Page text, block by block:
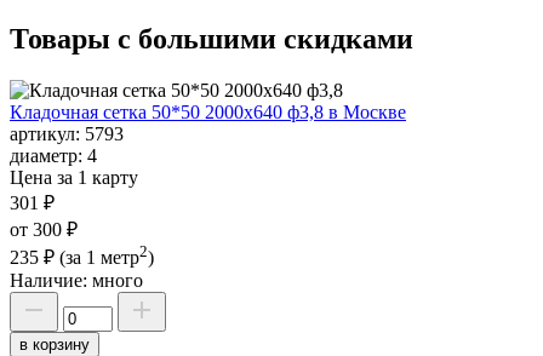
Товары с большими скидками
Кладочная сетка 50*50 2000х640 ф3,8 в Москве
артикул: 5793
диаметр: 4
Цена за 1 карту
301 ₽
от 300 ₽
235 ₽ (за 1 метр2)
Наличие: много
в корзину